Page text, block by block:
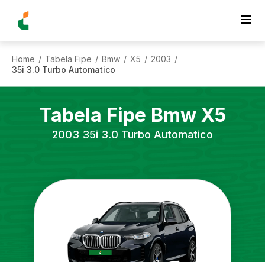
Home / Tabela Fipe / Bmw / X5 / 2003 /
35i 3.0 Turbo Automatico
Tabela Fipe Bmw X5
2003 35i 3.0 Turbo Automatico